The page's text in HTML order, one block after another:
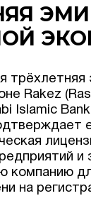
Rakez
Islamic
и
компанию
на